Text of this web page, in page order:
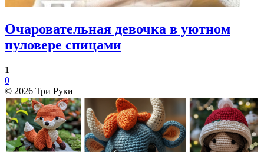
Очаровательная девочка в уютном
пуловере спицами
1
0
© 2026 Три Руки